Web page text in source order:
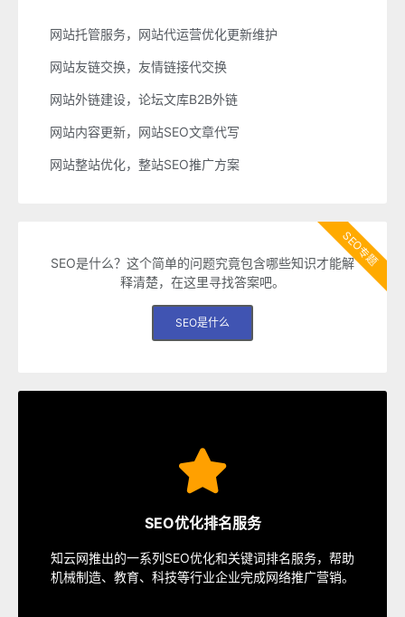
网站托管服务，网站代运营优化更新维护
网站友链交换，友情链接代交换
网站外链建设，论坛文库B2B外链
网站内容更新，网站SEO文章代写
网站整站优化，整站SEO推广方案
SEO是什么？这个简单的问题究竟包含哪些知识才能解
释清楚，在这里寻找答案吧。
SEO是什么
SEO专题
SEO优化排名服务
知云网推出的一系列SEO优化和关键词排名服务，帮助
机械制造、教育、科技等行业企业完成网络推广营销。
SEO服务中心
速排名等多种服务，从容应对各种优化需求。
SEO服务